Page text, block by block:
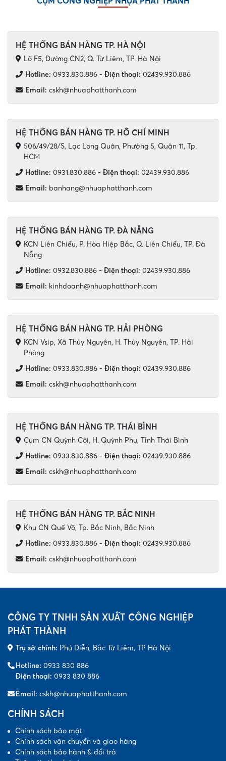
HỆ THỐNG BÁN HÀNG TP. HÀ NỘI
Lô F5, Đường CN2, Q. Từ Liêm, TP. Hà Nội
Hotline: 0933.830.886 - Điện thoại: 02439.930.886
Email: cskh@nhuaphatthanh.com
HỆ THỐNG BÁN HÀNG TP. HỒ CHÍ MINH
506/49/28/S, Lạc Long Quân, Phường 5, Quận 11, Tp.
HCM
Hotline: 0931.830.886 - Điện thoại: 02439.930.886
Email: banhang@nhuaphatthanh.com
HỆ THỐNG BÁN HÀNG TP. ĐÀ NẴNG
KCN Liên Chiểu, P. Hòa Hiệp Bắc, Q. Liên Chiểu, TP. Đà
Nẵng
Hotline: 0932.830.886 - Điện thoại: 02439.930.886
Email: kinhdoanh@nhuaphatthanh.com
HỆ THỐNG BÁN HÀNG TP. HẢI PHÒNG
KCN Vsip, Xã Thủy Nguyên, H. Thủy Nguyên, TP. Hải
Phòng
Hotline: 0933.830.886 - Điện thoại: 02439.930.886
Email: cskh@nhuaphatthanh.com
HỆ THỐNG BÁN HÀNG TP. THÁI BÌNH
Cụm CN Quỳnh Côi, H. Quỳnh Phụ, Tỉnh Thái Bình
Hotline: 0933.830.886 - Điện thoại: 02439.930.886
Email: cskh@nhuaphatthanh.com
HỆ THỐNG BÁN HÀNG TP. BẮC NINH
Khu CN Quế Võ, Tp. Bắc Ninh, Bắc Ninh
Hotline: 0933.830.886 - Điện thoại: 02439.930.886
Email: cskh@nhuaphatthanh.com
CÔNG TY TNHH SẢN XUẤT CÔNG NGHIỆP
PHÁT THÀNH
Trụ sở chính: Phú Diễn, Bắc Từ Liêm, TP Hà Nội
Hotline: 0933 830 886
Điện thoại: 0933 830 886
Email: cskh@nhuaphatthanh.com
CHÍNH SÁCH
Chính sách bảo mật
Chính sách vận chuyển và giao hàng
Chính sách bảo hành & đổi trả